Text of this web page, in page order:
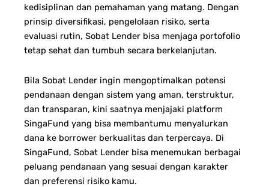
kedisiplinan dan pemahaman yang matang. Dengan
prinsip diversifikasi, pengelolaan risiko, serta
evaluasi rutin, Sobat Lender bisa menjaga portofolio
tetap sehat dan tumbuh secara berkelanjutan.
Bila Sobat Lender ingin mengoptimalkan potensi
pendanaan dengan sistem yang aman, terstruktur,
dan transparan, kini saatnya menjajaki platform
SingaFund yang bisa membantumu menyalurkan
dana ke borrower berkualitas dan terpercaya. Di
SingaFund, Sobat Lender bisa menemukan berbagai
peluang pendanaan yang sesuai dengan karakter
dan preferensi risiko kamu.